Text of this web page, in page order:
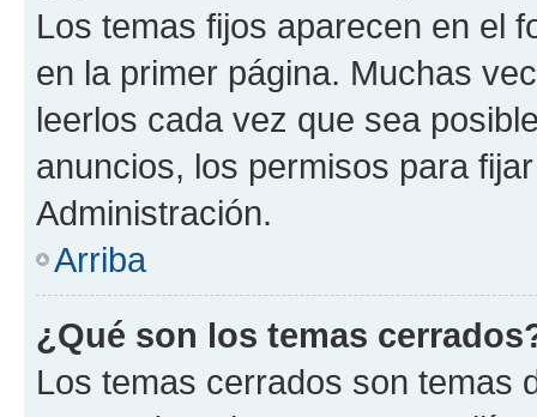
Los temas fijos aparecen en el
en la primer página. Muchas
leerlos cada vez que sea
anuncios, los permisos para
Administración.
Arriba
¿Qué son los temas
Los temas cerrados son temas